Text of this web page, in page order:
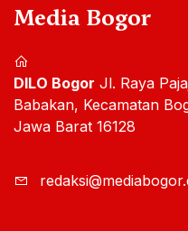
Media Bogor
DILO Bogor Jl. Raya
Babakan, Kecamatan
Jawa Barat 16128